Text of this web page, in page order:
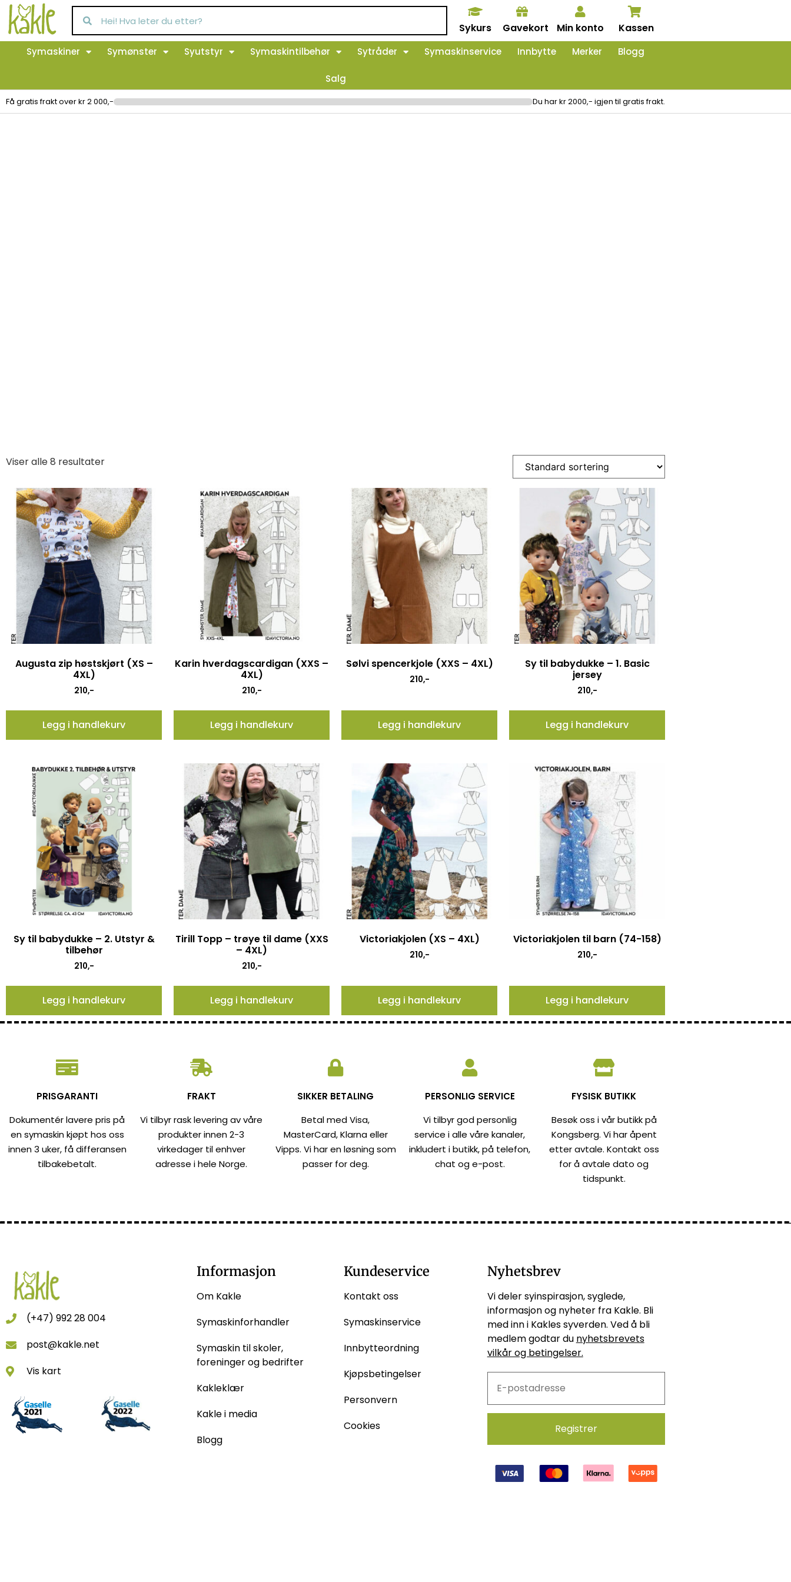
Sykurs Gavekort Min konto Kassen
Symaskiner Symønster Syutstyr Symaskintilbehør Sytråder Symaskinservice Innbytte Merker Blogg
Salg
Få gratis frakt over kr 2 000,- Du har kr 2000,- igjen til gratis frakt.
Viser alle 8 resultater
Augusta zip høstskjørt (XS –
4XL)
210,-
Legg i handlekurv
Karin hverdagscardigan (XXS –
4XL)
210,-
Legg i handlekurv
Sølvi spencerkjole (XXS – 4XL)
210,-
Legg i handlekurv
Sy til babydukke – 1. Basic
jersey
210,-
Legg i handlekurv
Sy til babydukke – 2. Utstyr &
tilbehør
210,-
Legg i handlekurv
Tirill Topp – trøye til dame (XXS
– 4XL)
210,-
Legg i handlekurv
Victoriakjolen (XS – 4XL)
210,-
Legg i handlekurv
Victoriakjolen til barn (74-158)
210,-
Legg i handlekurv
PRISGARANTI
Dokumentér lavere pris på
en symaskin kjøpt hos oss
innen 3 uker, få differansen
tilbakebetalt.
FRAKT
Vi tilbyr rask levering av våre
produkter innen 2-3
virkedager til enhver
adresse i hele Norge.
SIKKER BETALING
Betal med Visa,
MasterCard, Klarna eller
Vipps. Vi har en løsning som
passer for deg.
PERSONLIG SERVICE
Vi tilbyr god personlig
service i alle våre kanaler,
inkludert i butikk, på telefon,
chat og e-post.
FYSISK BUTIKK
Besøk oss i vår butikk på
Kongsberg. Vi har åpent
etter avtale. Kontakt oss
for å avtale dato og
tidspunkt.
(+47) 992 28 004
post@kakle.net
Vis kart
Informasjon
Om Kakle
Symaskinforhandler
Symaskin til skoler,
foreninger og bedrifter
Kakleklær
Kakle i media
Blogg
Kundeservice
Kontakt oss
Symaskinservice
Innbytteordning
Kjøpsbetingelser
Personvern
Cookies
Nyhetsbrev
Vi deler syinspirasjon, syglede,
informasjon og nyheter fra Kakle. Bli
med inn i Kakles syverden. Ved å bli
medlem godtar du nyhetsbrevets
vilkår og betingelser.